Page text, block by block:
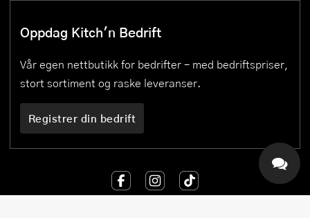
Oppdag Kitch'n Bedrift
Vår egen nettbutikk for bedrifter – med bedriftspriser,
stort sortiment og raske leveranser.
Registrer din bedrift